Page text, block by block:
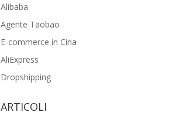
Alibaba
Agente Taobao
E-commerce in Cina
AliExpress
Dropshipping
ARTICOLI